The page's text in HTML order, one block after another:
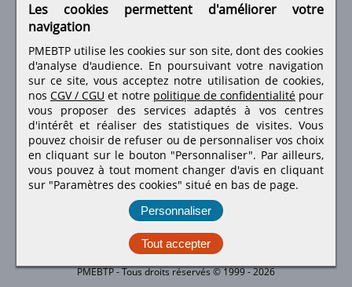
Retrouvez-nous sur les réseaux sociaux
PMEBTP - Tous droits réservés © 1999 - 2026
Les cookies permettent d'améliorer votre
navigation
PMEBTP utilise les cookies sur son site, dont des cookies
d'analyse d'audience. En poursuivant votre navigation
sur ce site, vous acceptez notre utilisation de cookies,
nos CGV / CGU et notre politique de confidentialité pour
vous proposer des services adaptés à vos centres
d'intérêt et réaliser des statistiques de visites.Vous
pouvez choisir de refuser ou de personnaliser vos choix
en cliquant sur le bouton "Personnaliser". Par ailleurs,
vous pouvez à tout moment changer d'avis en cliquant
sur "Paramètres des cookies" situé en bas de page.
Personnaliser
Tout accepter